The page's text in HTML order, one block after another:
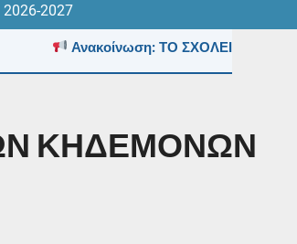
2027
Ανακοίνωση: ΤΟ ΣΧΟΛΕΙΟ ΤΟΥΣ
ΚΗΔΕΜΟΝΩΝ